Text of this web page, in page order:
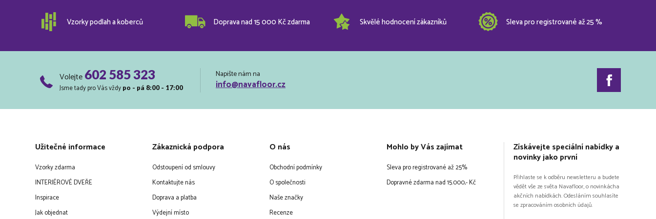
Vzorky podlah a koberců Doprava nad 15 000 Kč zdarma Skvělé hodnocení zákazníků Sleva pro registrované až 25 %
Volejte602 585 323
Jsme tady pro Vás vždy po - pá 8:00 - 17:00
Napište nám na
info@navafloor.cz
Užitečné informace
Vzorky zdarma
INTERIÉROVÉ DVEŘE
Inspirace
Jak objednat
Zákaznická podpora
Odstoupení od smlouvy
Kontaktujte nás
Doprava a platba
Výdejní místo
O nás
Obchodní podmínky
O společnosti
Naše značky
Recenze
Mohlo by Vás zajímat
Sleva pro registrované až 25%
Dopravné zdarma nad 15.000,- Kč
Získávejte speciální nabídky a
novinky jako první
Přihlaste se k odběru newsletteru a budete
vědět vše ze světa Navafloor, o novinkácha
akčních nabídkách. Odesláním souhlasíte
se zpracováním osobních údajů.